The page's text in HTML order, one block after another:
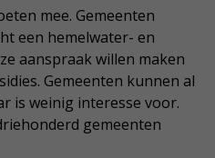
mee. Gemeenten
een hemelwater- en
aanspraak willen maken
Gemeenten kunnen al
is weinig interesse voor.
gemeenten